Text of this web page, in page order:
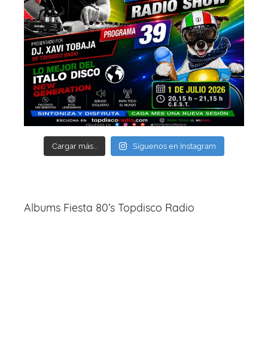
Cargar más... Síguenos en Instagram
Albums Fiesta 80’s Topdisco Radio